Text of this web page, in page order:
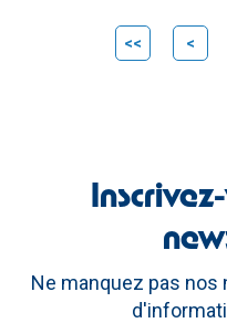
<< <
Ne manquez pas